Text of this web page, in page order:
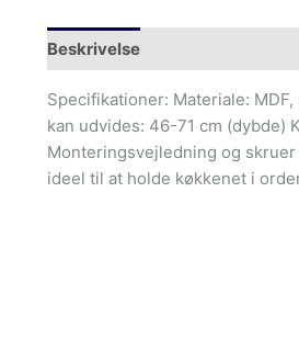
Beskrivelse
Specifikationer: Materiale:
kan udvides: 46-71 cm (dybde)
Monteringsvejledning og
ideel til at holde køkkenet i